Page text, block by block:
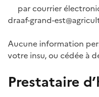
par courrier
draaf-grand-
Aucune information
votre insu, ou cédée à
Prestataire